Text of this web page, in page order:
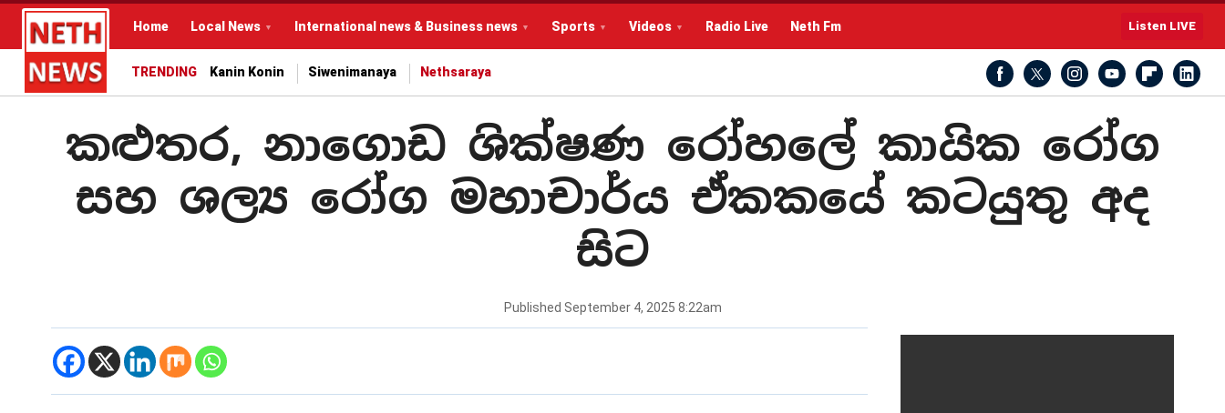
Home Local News International news & Business news Sports Videos Radio Live Neth Fm Listen LIVE
TRENDING Kanin Konin Siwenimanaya Nethsaraya
කළුතර, නාගොඩ ශික්ෂණ රෝහලේ කායික රෝග
සහ ශල්‍ය රෝග මහාචාර්ය ඒකකයේ කටයුතු අද
සිට
Published September 4, 2025 8:22am